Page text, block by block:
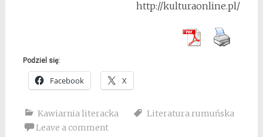
http://kulturaonline.pl/
Podziel się:
Facebook X
Kawiarnia literacka
Literatura rumuńska
Leave a comment